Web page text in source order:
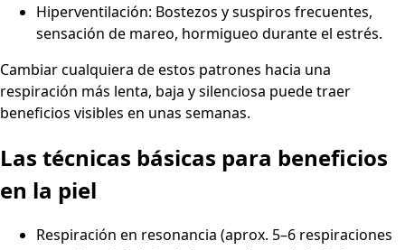
Hiperventilación: Bostezos y suspiros frecuentes,
sensación de mareo, hormigueo durante el estrés.
Cambiar cualquiera de estos patrones hacia una
respiración más lenta, baja y silenciosa puede traer
beneficios visibles en unas semanas.
Las técnicas básicas para beneficios
en la piel
Respiración en resonancia (aprox. 5–6 respiraciones